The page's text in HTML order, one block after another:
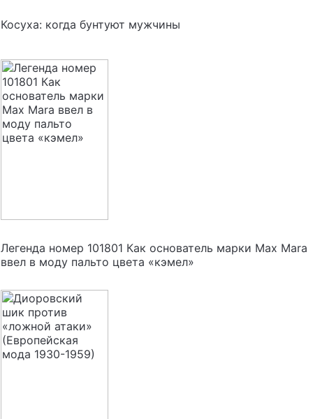
Косуха: когда бунтуют мужчины
Легенда номер 101801 Как основатель марки Мax Mara
ввел в моду пальто цвета «кэмел»